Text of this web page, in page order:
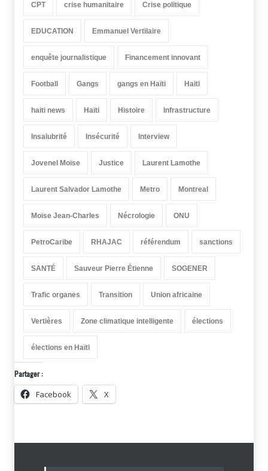
CPT crise humanitaire Crise politique
EDUCATION Emmanuel Vertilaire
enquête journalistique Financement innovant
Football Gangs gangs en Haïti Haiti
haiti news Haïti Histoire Infrastructure
Insalubrité Insécurité Interview
Jovenel Moïse Justice Laurent Lamothe
Laurent Salvador Lamothe Metro Montreal
Moïse Jean-Charles Nécrologie ONU
PetroCaribe RHAJAC référendum sanctions
SANTÉ Sauveur Pierre Étienne SOGENER
Trafic organes Transition Union africaine
Vertières Zone climatique intelligente élections
élections en Haïti
Partager :
Facebook X